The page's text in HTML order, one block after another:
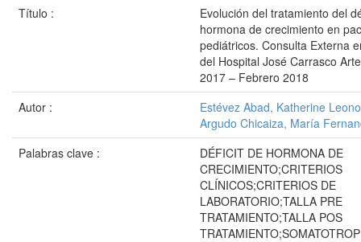
Título :
Evolución del tratamiento del
hormona de crecimiento en
pediátricos. Consulta Externa
del Hospital José Carrasco
2017 – Febrero 2018
Autor :
Estévez Abad, Katherine
Argudo Chicaiza, María
Palabras clave :
DÉFICIT DE HORMONA DE
CRECIMIENTO;CRITERIOS
CLÍNICOS;CRITERIOS DE
LABORATORIO;TALLA PRE
TRATAMIENTO;TALLA POS